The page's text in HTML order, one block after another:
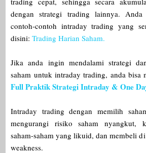
dengan strategi trading lainnya. Anda
contoh-contoh intraday trading yang
disini:Trading Harian Saham.
Jika anda ingin mendalami strategi
saham untuk intraday trading, anda bisa
Full Praktik Strategi Intraday & One
Intraday trading dengan memilih
mengurangi risiko saham nyangkut,
saham-saham yang likuid, dan membeli
weakness.